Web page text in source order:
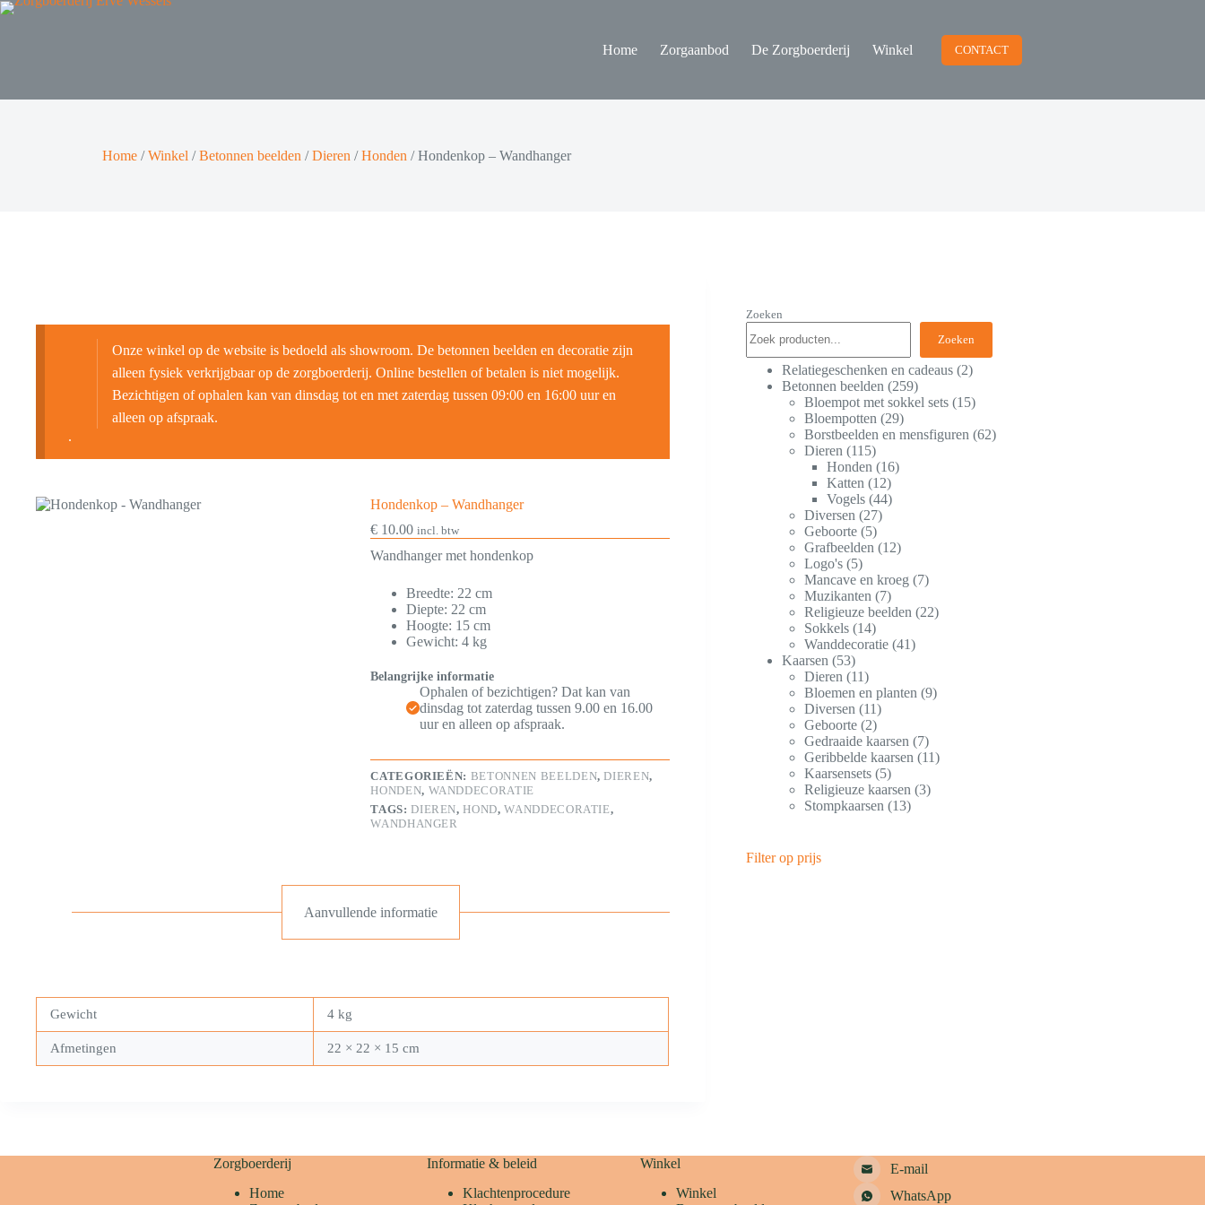
Home Zorgaanbod De Zorgboerderij Winkel CONTACT
Home/Winkel /Betonnen beelden /Dieren /Honden /Hondenkop – Wandhanger
Onze winkel op de website is bedoeld als showroom. De betonnen beelden en decoratie zijn
alleen fysiek verkrijgbaar op de zorgboerderij. Online bestellen of betalen is niet mogelijk.
Bezichtigen of ophalen kan van dinsdag tot en met zaterdag tussen 09:00 en 16:00 uur en
alleen op afspraak.
.
Hondenkop – Wandhanger
€ 10.00 incl. btw
Wandhanger met hondenkop
Breedte: 22 cm
Diepte: 22 cm
Hoogte: 15 cm
Gewicht: 4 kg
Belangrijke informatie
Ophalen of bezichtigen? Dat kan van
dinsdag tot zaterdag tussen 9.00 en 16.00
uur en alleen op afspraak.
CATEGORIEËN: BETONNEN BEELDEN,DIEREN,
HONDEN, WANDDECORATIE
TAGS:DIEREN,HOND,WANDDECORATIE,
WANDHANGER
Aanvullende informatie
Gewicht 4 kg
Afmetingen 22 × 22 × 15 cm
Zoeken
Zoeken
Relatiegeschenken en cadeaus 2
Betonnen beelden
259
Bloempot met sokkel sets 15
Bloempotten
29
Borstbeelden en mensfiguren
62
Dieren
115
Honden
16
Katten
12
Vogels 44
Diversen
27
Geboorte 5
Grafbeelden
12
Logo's 5
Mancave en kroeg
7
Muzikanten
7
Religieuze beelden
22
Sokkels 14
Wanddecoratie 41
Kaarsen
53
Dieren
11
Bloemen en planten
9
Diversen
11
Geboorte 2
Gedraaide kaarsen
7
Geribbelde kaarsen
11
Kaarsensets 5
Religieuze kaarsen
3
Stompkaarsen
13
Filter op prijs
Zorgboerderij
Home
Informatie & beleid
Klachtenprocedure
Winkel
Winkel
E-mail
WhatsApp